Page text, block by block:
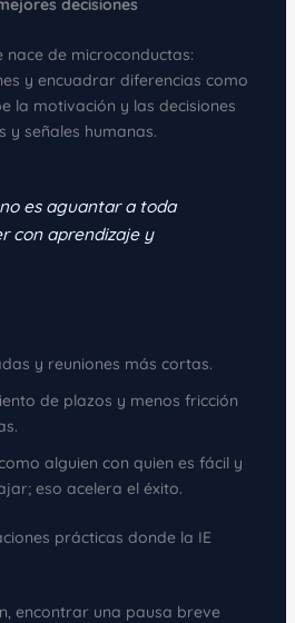
decisiones
nace de microconductas:
y encuadrar diferencias como
la motivación y las decisiones
y señales humanas.
es aguantar a toda
con aprendizaje y
y reuniones más cortas.
de plazos y menos fricción
alguien con quien es fácil y
eso acelera el éxito.
prácticas donde la IE
encontrar una pausa breve